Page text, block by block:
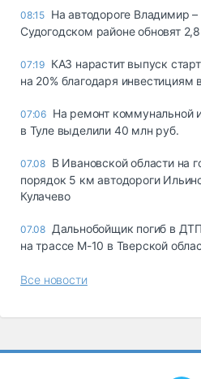
08:15 На автодороге Владимир
Судогодском районе обновят
07:19 КАЗ нарастит выпуск
на 20% благодаря инвестициям
07:06 На ремонт коммунальной
в Туле выделили 40 млн руб.
07.08 В Ивановской области на
порядок 5 км автодороги
Кулачево
07.08 Дальнобойщик погиб в
на трассе М-10 в Тверской
Все новости